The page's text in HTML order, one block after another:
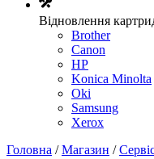
Відновлення
Brother
Canon
HP
Konica Minolta
Oki
Samsung
Xerox
Головна /Магазин /